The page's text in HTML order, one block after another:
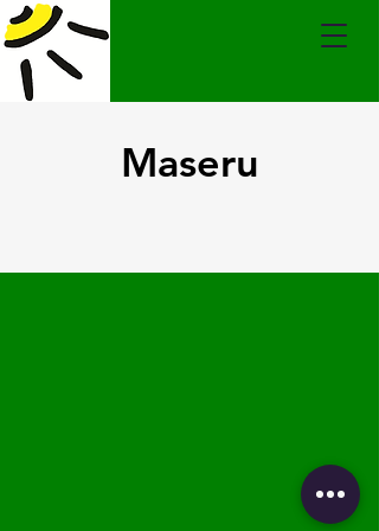
Maseru